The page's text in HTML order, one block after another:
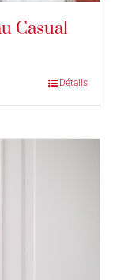
Casual
Détails